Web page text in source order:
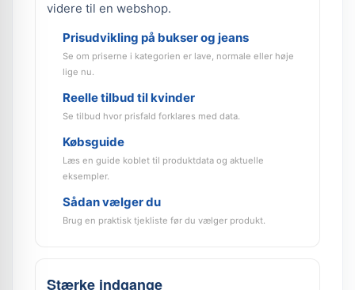
videre til en webshop.
Prisudvikling på bukser og jeans
Se om priserne i kategorien er lave, normale eller høje
lige nu.
Reelle tilbud til kvinder
Se tilbud hvor prisfald forklares med data.
Købsguide
Læs en guide koblet til produktdata og aktuelle
eksempler.
Sådan vælger du
Brug en praktisk tjekliste før du vælger produkt.
Stærke indgange